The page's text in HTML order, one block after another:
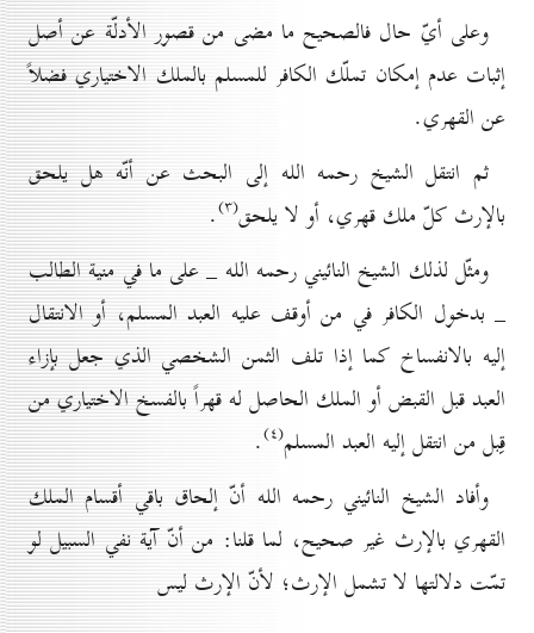
وعلى أيّ حال فالصحيح ما مضى من قصور الأدلّة عن أصل
إثبات عدم إمكان تملّك الكافر للمسلم بالملك الاختياري فضلاً
عن القهري.
ثم انتقل الشيخ رحمه الله إلى البحث عن أنّه هل يلحق
بالإرث كلّ ملك قهري، أو لا يلحق(۳) .
ومثّل لذلك الشيخ النائيني رحمه الله _ على ما في منية الطالب
_ بدخول الكافر في من أوقف عليه العبد المسلم، أو الانتقال
إليه بالانفساخ كما إذا تلف الثمن الشخصي الذي جعل بإزاء
العبد قبل القبض أو الملك الحاصل له قهراً بالفسخ الاختياري من
قِبل من انتقل إليه العبد المسلم(٤) .
وأفاد الشيخ النائيني رحمه الله أنّ إلحاق باقي أقسام الملك
القهري بالإرث غير صحيح، لما قلنا: من أنّ آية نفي السبيل لو
تمّت دلالتها لا تشمل الإرث؛ لأنّ الإرث ليس